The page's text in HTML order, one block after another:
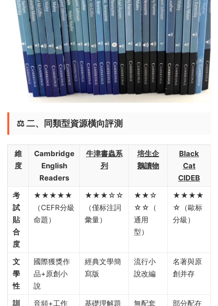
⚖️ ​二、同類型資源橫向評測
維
度
Cambridge
English
Readers
牛津書蟲系
列
培生企
鵝讀物
Black
Cat
CIDEB
考
試
貼
合
度
★★★★★
（CEFR分級
命題）
★★★☆☆
（僅标注詞
彙量）
★★☆
☆☆（
通用
型）
★★★★
☆（歐标
分級）
文
學
性
國際獲獎作
品+原創小
說
經典文學簡
寫版
流行小
說改編
名著與原
創并存
訓 音頻+工作 基礎理解題 無配套 部分配在